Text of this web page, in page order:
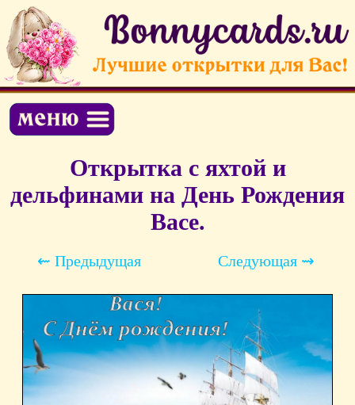
Открытка с яхтой и
дельфинами на День Рождения
Васе.
⇜ Предыдущая Следующая ⇝